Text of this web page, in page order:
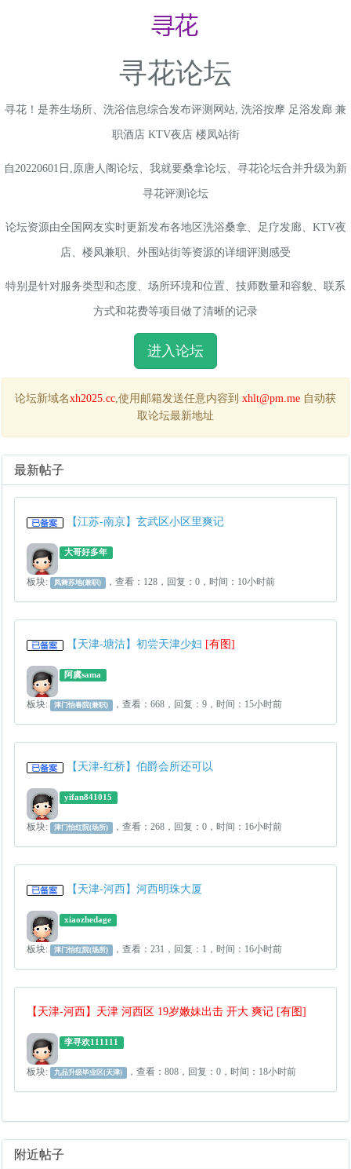
寻花论坛
寻花！是养生场所、洗浴信息综合发布评测网站, 洗浴按摩 足浴发廊 兼
职酒店 KTV夜店 楼凤站街
自20220601日,原唐人阁论坛、我就要桑拿论坛、寻花论坛合并升级为新
寻花评测论坛
论坛资源由全国网友实时更新发布各地区洗浴桑拿、足疗发廊、KTV夜
店、楼凤兼职、外围站街等资源的详细评测感受
特别是针对服务类型和态度、场所环境和位置、技师数量和容貌、联系
方式和花费等项目做了清晰的记录
进入论坛
论坛新域名xh2025.cc,使用邮箱发送任意内容到 xhlt@pm.me 自动获
取论坛最新地址
最新帖子
【江苏-南京】玄武区小区里爽记
大哥好多年
板块: 凤舞苏地(兼职) ，查看：128，回复：0，时间：10小时前
【天津-塘沽】初尝天津少妇 [有图]
阿虞sama
板块: 津门怡春院(兼职) ，查看：668，回复：9，时间：15小时前
【天津-红桥】伯爵会所还可以
yifan841015
板块: 津门怡红院(场所) ，查看：268，回复：0，时间：16小时前
【天津-河西】河西明珠大厦
xiaozhedage
板块: 津门怡红院(场所) ，查看：231，回复：1，时间：16小时前
【天津-河西】天津 河西区 19岁嫩妹出击 开大 爽记 [有图]
李寻欢111111
板块: 九品升级毕业区(天津) ，查看：808，回复：0，时间：18小时前
附近帖子